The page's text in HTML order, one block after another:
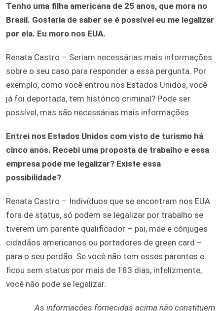
Tenho uma filha americana de 25 anos, que mora no
Brasil. Gostaria de saber se é possível eu me legalizar
por ela. Eu moro nos EUA.
Renata Castro – Seriam necessárias mais informações
sobre o seu caso para responder a essa pergunta. Por
exemplo, como você entrou nos Estados Unidos, você
já foi deportada, tem histórico criminal? Pode ser
possível, mas são necessárias mais informações.
Entrei nos Estados Unidos com visto de turismo há
cinco anos. Recebi uma proposta de trabalho e essa
empresa pode me legalizar? Existe essa
possibilidade?
Renata Castro – Indivíduos que se encontram nos EUA
fora de status, só podem se legalizar por trabalho se
tiverem um parente qualificador – pai, mãe e cônjuges
cidadãos americanos ou portadores de green card –
para o seu perdão. Se você não tem esses parentes e
ficou sem status por mais de 183 dias, infelizmente,
você não pode se legalizar.
As informações fornecidas acima não constituem